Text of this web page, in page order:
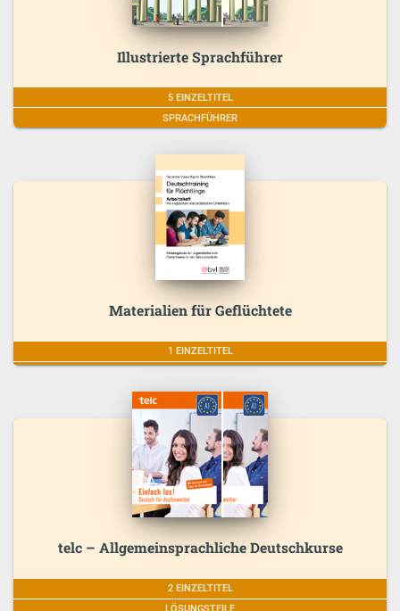
Illustrierte Sprachführer
5 EINZELTITEL
SPRACHFÜHRER
Materialien für Geflüchtete
1 EINZELTITEL
telc – Allgemeinsprachliche Deutschkurse
2 EINZELTITEL